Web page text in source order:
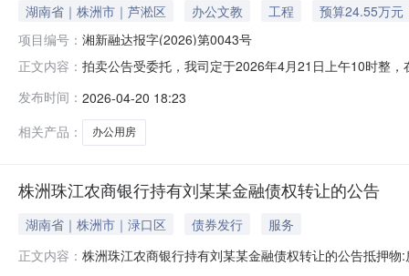
湖南省｜株洲市｜芦淞区 办公文教 工程
预算24.55万元
项目编号： 湘新融达报字(2026)第0043号
正文内容： 拍卖公告受委托，我司定于2026年4月21日上午10时整
号：07421678000000237，以到账为准，转账需备注：
发布时间： 2026-04-20 18:23
相关产品：
办公用房
株洲珠江农商银行持有刘某某金融债权转让的公告
湖南省｜株洲市｜渌口区 债券发行
服务
正文内容： 株洲珠江农商银行持有刘某某金融债权转让的公告抵押